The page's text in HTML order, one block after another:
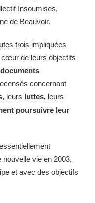
Insoumises,
de Beauvoir.
trois impliquées
cœur de leurs objectifs
documents
concernant
leurs luttes, leurs
poursuivre leur
vie en 2003,
et avec des objectifs